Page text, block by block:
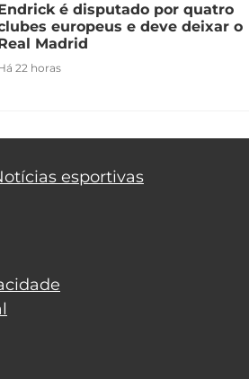
é disputado por quatro
europeus e deve deixar o
Madrid
22 horas